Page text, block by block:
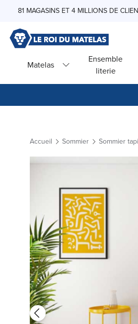
Skip to Content
81 MAGASINS ET 4 MILLIONS DE
Matelas
Ensemble
literie
Accueil Sommier Sommier